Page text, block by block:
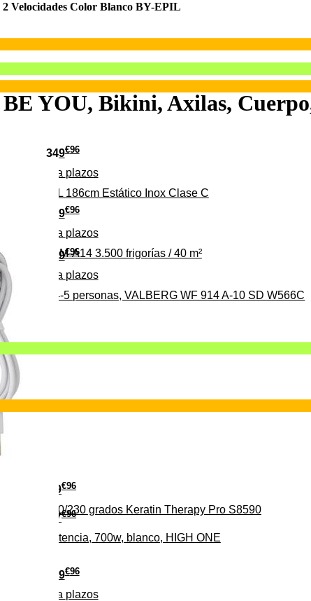
279€96
Pago a plazos
para 4-5 personas, VALBERG WF 914 A-10 SD W566C
349€96
Pago a plazos
315 C 315L 186cm Estático Inox Clase C
37€96
de potencia, 700w, blanco, HIGH ONE
369€96
Pago a plazos
CLIM-A14 3.500 frigorías / 40 m²
29€96
160/230 grados Keratin Therapy Pro S8590
279€96
Pago a plazos
Velocidades Color Blanco BY-EPIL
YOU, Bikini, Axilas,